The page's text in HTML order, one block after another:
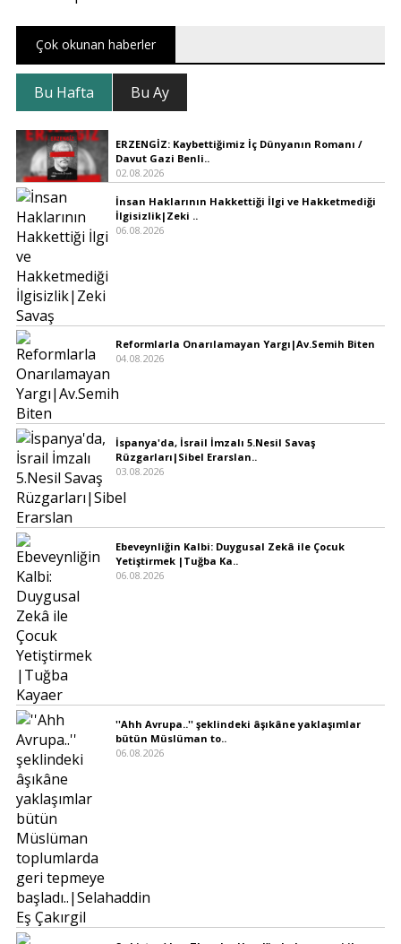
Çok okunan haberler
Bu Hafta Bu Ay
ERZENGİZ: Kaybettiğimiz İç Dünyanın Romanı /
Davut Gazi Benli..
02.08.2026
İnsan Haklarının Hakkettiği İlgi ve Hakketmediği
İlgisizlik|Zeki ..
06.08.2026
Reformlarla Onarılamayan Yargı|Av.Semih Biten
04.08.2026
İspanya'da, İsrail İmzalı 5.Nesil Savaş
Rüzgarları|Sibel Erarslan..
03.08.2026
Ebeveynliğin Kalbi: Duygusal Zekâ ile Çocuk
Yetiştirmek |Tuğba Ka..
06.08.2026
''Ahh Avrupa..'' şeklindeki âşıkâne yaklaşımlar
bütün Müslüman to..
06.08.2026